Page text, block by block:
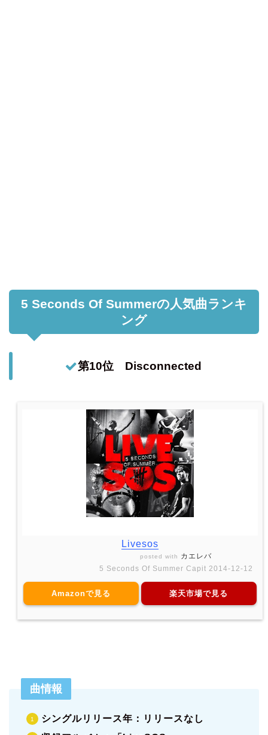
5 Seconds Of Summerの人気曲ランキ
ング
第10位 Disconnected
Livesos
posted with カエレバ
5 Seconds Of Summer Capit 2014-12-12
Amazonで見る 楽天市場で見る
曲情報
シングルリリース年：リリースなし